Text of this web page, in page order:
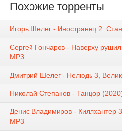
Похожие торренты
Игорь Шелег - Иностранец 2.
Сергей Гончаров - Наверху
MP3
Дмитрий Шелег - Нелюдь 3,
Николай Степанов - Танцор
Денис Владимиров - Киллхантер
MP3